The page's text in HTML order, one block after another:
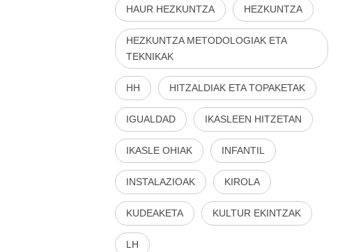
HAUR HEZKUNTZA HEZKUNTZA
HEZKUNTZA METODOLOGIAK ETA
TEKNIKAK
HH HITZALDIAK ETA TOPAKETAK
IGUALDAD IKASLEEN HITZETAN
IKASLE OHIAK INFANTIL
INSTALAZIOAK KIROLA
KUDEAKETA KULTUR EKINTZAK
LH